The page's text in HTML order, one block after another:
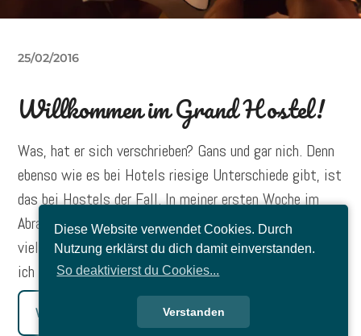
Diese Website verwendet Cookies. Durch
Nutzung erklärst du dich damit einverstanden.
So deaktivierst du Cookies...
Verstanden
25/02/2016
Willkommen im Grand Hostel!
Was, hat er sich verschrieben? Gans und gar nich. Denn
ebenso wie es bei Hotels riesige Unterschiede gibt, ist
das bei Hostels der Fall. In meiner ersten Woche im
Abrahams habe ich sehr gut in die Abläufe eingelebt. So
viel vorab: Es gibt volles Programm und darauf möchte
ich heute mal eingehen.
Weiterlesen